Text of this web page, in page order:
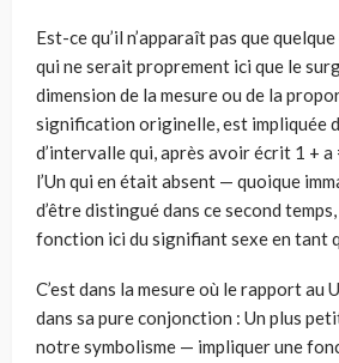
Est-ce qu’il n’apparaît pas que
qui ne serait proprement ici que le
dimension de la mesure ou de la
signification originelle, est impliquée
d’intervalle qui, après avoir écrit 1 + a
l’Un qui en était absent — quoique
d’être distingué dans ce second
fonction ici du signifiant sexe en tant
C’est dans la mesure où le rapport au
dans sa pure conjonction : Un plus
notre symbolisme — impliquer une